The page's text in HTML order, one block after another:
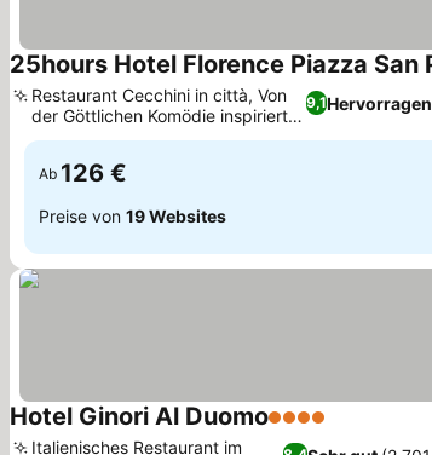
25hours Hotel Florence Piazza San
9,1
Restaurant Cecchini in città, Von
der Göttlichen Komödie inspiriertes
Design
Ab 126 €
Preise von 19 Websites
Hotel Ginori Al Duomo4 Sterne
Italienisches Restaurant im